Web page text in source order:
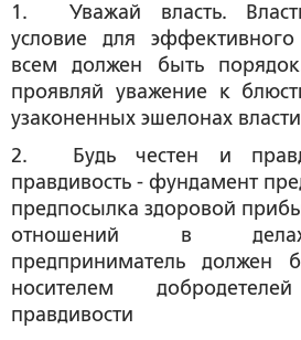
1. Уважай власть.
условие для
всем должен быть
проявляй уважение к
узаконенных эшелонах власти
2. Будь честен и
правдивость - фундамент
предпосылка здоровой
отношений в
предприниматель должен
носителем
правдивости